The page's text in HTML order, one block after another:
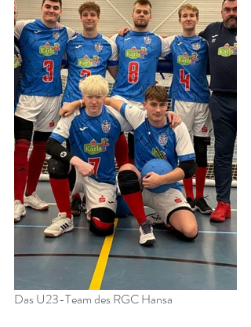
Das U23-Team des RGC Hansa